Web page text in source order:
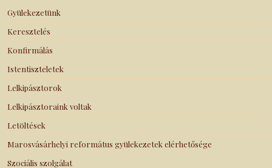
Gyülekezetünk
Keresztelés
Konfirmálás
Istentiszteletek
Lelkipásztorok
Lelkipásztoraink voltak
Letöltések
Marosvásárhelyi református gyülekezetek elérhetősége
Szociális szolgálat